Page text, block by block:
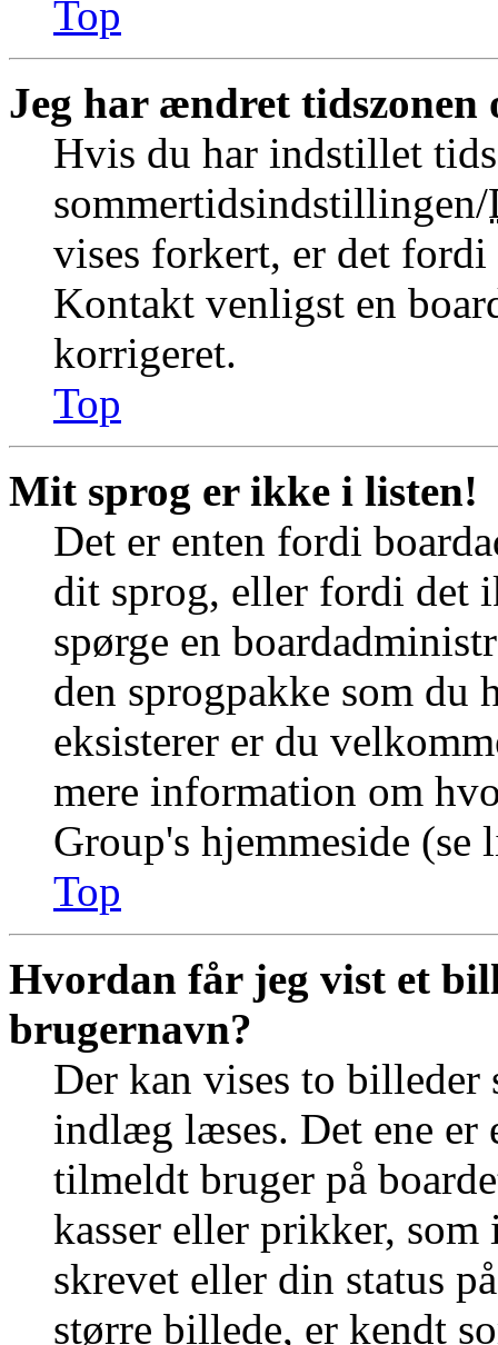
Top
Jeg har ændret
Hvis du har indstillet
sommertidsindstillingen/
vises forkert, er det
Kontakt venligst en
korrigeret.
Top
Mit sprog er ikke i listen!
Det er enten fordi
dit sprog, eller fordi det
spørge en
den sprogpakke som du
eksisterer er du
mere information om
Group's hjemmeside (se
Top
Hvordan får jeg vist et
brugernavn?
Der kan vises to billeder
indlæg læses. Det ene
tilmeldt bruger på
kasser eller prikker,
skrevet eller din status
større billede, er kendt